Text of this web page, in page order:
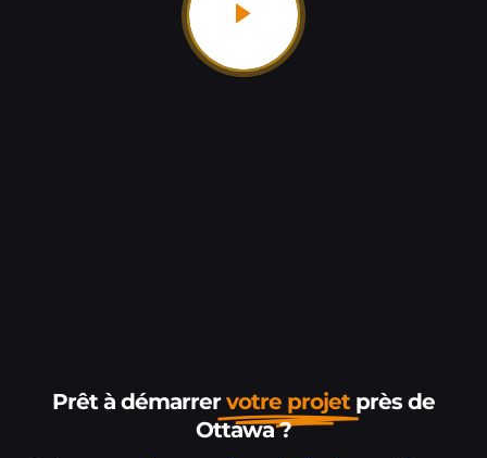
Prêt à démarrervotre projet près de
Ottawa ?